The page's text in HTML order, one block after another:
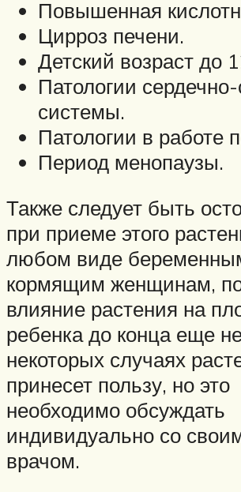
Повышенная
Цирроз печени.
Детский возраст до
Патологии
системы.
Патологии в работе
Период менопаузы.
Также следует быть
при приеме этого
любом виде
кормящим женщинам,
влияние растения на
ребенка до конца еще
некоторых случаях
принесет пользу, но это
необходимо обсуждать
индивидуально со
врачом.